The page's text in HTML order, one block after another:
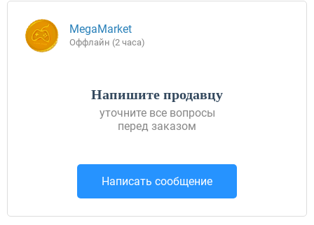
MegaMarket
Оффлайн (2 часа)
Напишите продавцу
уточните все вопросы
перед заказом
Написать сообщение